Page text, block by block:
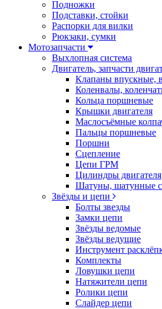
Подножки
Подставки, стойки
Распорки для вилки
Рюкзаки, сумки
Мотозапчасти
Выхлопная система
Двигатель, запчасти
Клапаны впускные,
Коленвалы,
Кольца поршневые
Крышки двигателя
Маслосъёмные
Пальцы поршневые
Поршни
Сцепление
Цепи ГРМ
Цилиндры двигателя
Шатуны, шатунные
Звёзды и цепи
Болты звезды
Замки цепи
Звёзды ведомые
Звёзды ведущие
Инструмент
Комплекты
Ловушки цепи
Натяжители цепи
Ролики цепи
Слайдер цепи